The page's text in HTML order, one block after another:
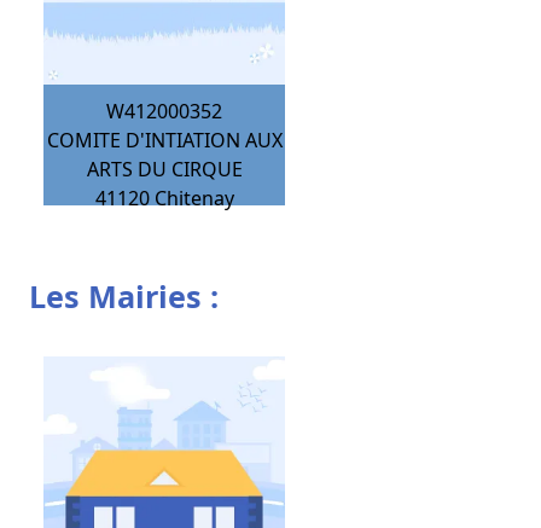
W412000352
COMITE D'INTIATION AUX
ARTS DU CIRQUE
41120 Chitenay
Les Mairies :